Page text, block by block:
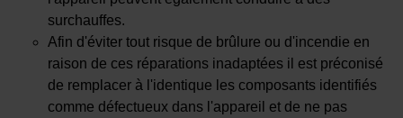
surchauffes.
Afin d'éviter tout risque de brûlure ou d'incendie en
raison de ces réparations inadaptées il est préconisé
de remplacer à l'identique les composants identifiés
comme défectueux dans l'appareil et de ne pas